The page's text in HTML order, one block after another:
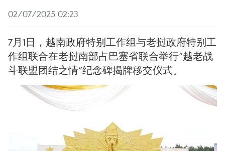
02/07/2025 02:23
7月1日，越南政府特别工作组与老挝政府特别工
作组联合在老挝南部占巴塞省联合举行“越老战
斗联盟团结之情”纪念碑揭牌移交仪式。